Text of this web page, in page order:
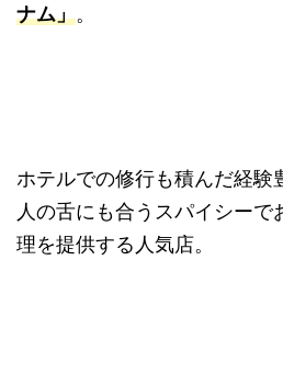
ナム」。
ホテルでの修行も積んだ経験
人の舌にも合うスパイシー
理を提供する人気店。